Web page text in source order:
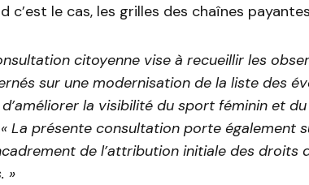
c’est le cas, les grilles des chaînes
citoyenne vise à recueillir les
sur une modernisation de la liste des
la visibilité du sport féminin et
« La présente consultation porte également
de l’attribution initiale des droits
»